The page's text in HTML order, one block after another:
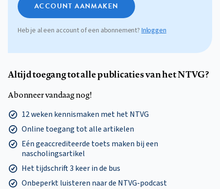
ACCOUNT AANMAKEN
Heb je al een account of een abonnement? Inloggen
Altijd toegang tot alle publicaties van het NTVG?
Abonneer vandaag nog!
12 weken kennismaken met het NTVG
Online toegang tot alle artikelen
Eén geaccrediteerde toets maken bij een
nascholingsartikel
Het tijdschrift 3 keer in de bus
Onbeperkt luisteren naar de NTVG-podcast